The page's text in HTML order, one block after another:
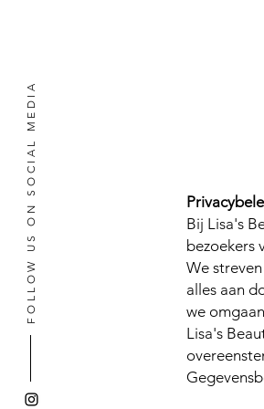
FOLLOW US ON SOCIAL MEDIA
Bij Lisa's
bezoekers
We
alles aan
we
Lisa's